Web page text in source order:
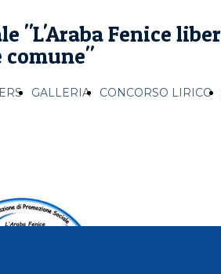
"L'Araba Fenice
comune"
GALLERIA CONCORSO LIRICO